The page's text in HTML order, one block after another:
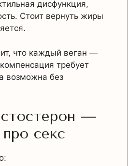
дисфункция,
Стоит вернуть жиры
что каждый веган —
требует
возможна без
—
секс